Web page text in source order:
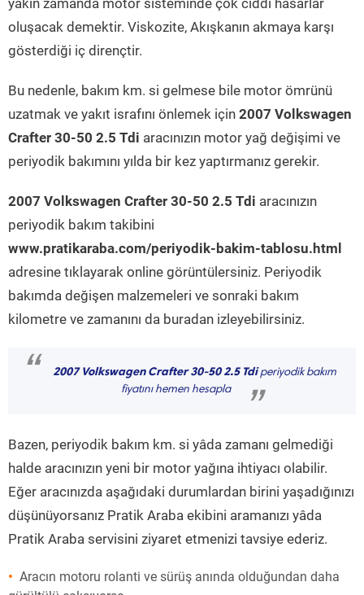
yakın zamanda motor sisteminde çok ciddi hasarlar
oluşacak demektir. Viskozite, Akışkanın akmaya karşı
gösterdiği iç dirençtir.
Bu nedenle, bakım km. si gelmese bile motor ömrünü
uzatmak ve yakıt israfını önlemek için 2007 Volkswagen
Crafter 30-50 2.5 Tdi aracınızın motor yağ değişimi ve
periyodik bakımını yılda bir kez yaptırmanız gerekir.
2007 Volkswagen Crafter 30-50 2.5 Tdi aracınızın
periyodik bakım takibini
www.pratikaraba.com/periyodik-bakim-tablosu.html
adresine tıklayarak online görüntülersiniz. Periyodik
bakımda değişen malzemeleri ve sonraki bakım
kilometre ve zamanını da buradan izleyebilirsiniz.
“ 2007 Volkswagen Crafter 30-50 2.5 Tdiperiyodik bakım
fiyatını hemen hesapla
”
Bazen, periyodik bakım km. si yâda zamanı gelmediği
halde aracınızın yeni bir motor yağına ihtiyacı olabilir.
Eğer aracınızda aşağıdaki durumlardan birini yaşadığınızı
düşünüyorsanız Pratik Araba ekibini aramanızı yâda
Pratik Araba servisini ziyaret etmenizi tavsiye ederiz.
Aracın motoru rolanti ve sürüş anında olduğundan daha